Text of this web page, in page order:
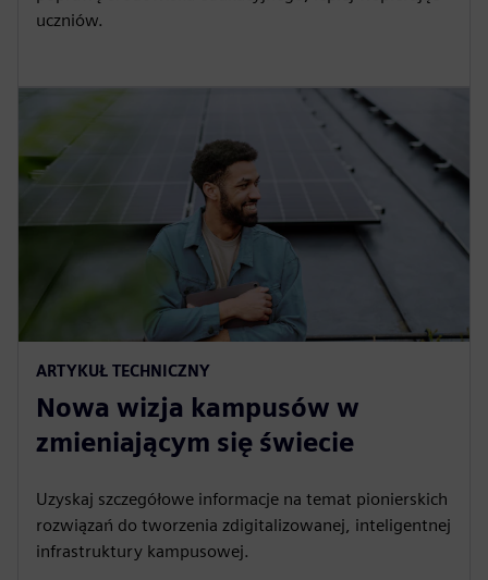
uczniów.
ARTYKUŁ TECHNICZNY
Nowa wizja kampusów w
zmieniającym się świecie
Uzyskaj szczegółowe informacje na temat pionierskich
rozwiązań do tworzenia zdigitalizowanej, inteligentnej
infrastruktury kampusowej.